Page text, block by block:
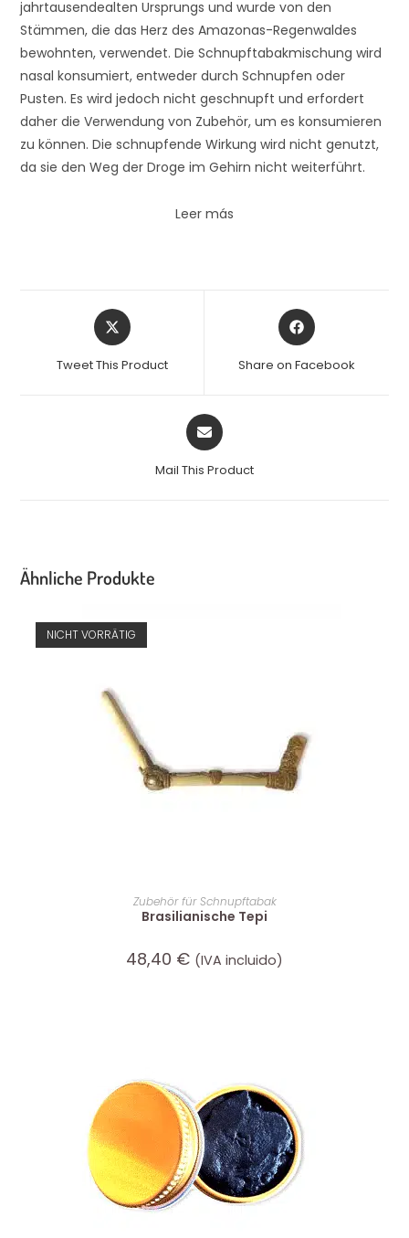
jahrtausendealten Ursprungs und wurde von den
Stämmen, die das Herz des Amazonas-Regenwaldes
bewohnten, verwendet. Die Schnupftabakmischung wird
nasal konsumiert, entweder durch Schnupfen oder
Pusten. Es wird jedoch nicht geschnupft und erfordert
daher die Verwendung von Zubehör, um es konsumieren
zu können. Die schnupfende Wirkung wird nicht genutzt,
da sie den Weg der Droge im Gehirn nicht weiterführt.
Leer más
Tweet This Product Share on Facebook
Mail This Product
Ähnliche Produkte
NICHT VORRÄTIG
WEITERLESEN
Zubehör für Schnupftabak
Brasilianische Tepi
48,40 € (IVA incluido)